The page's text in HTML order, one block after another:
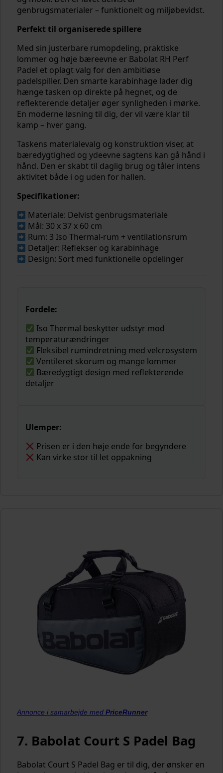
genbrugsmaterialer – funktionelt og miljøbevidst.
Perfekt til organiserede spillere
Med sin justerbare rumopdeling, praktiske
lommer og høje bæreevne er Babolat RH Perf
Padel et oplagt valg for den ambitiøse
padelspiller. Den smarte karabinhage lader dig
hænge tasken op direkte på hegnet, og de
reflekterende detaljer øger synligheden i mørke.
En moderne løsning til dig, der vil være klar til
kamp – hver gang.
Taskens materialevalg og konstruktion viser, at
bæredygtighed og ydeevne sagtens kan gå hånd i
hånd. Den er skabt til daglig brug og tåler intens
aktivitet både i og uden for hallen.
Specifikationer:
Materiale: Delvist genbrugsmateriale
Mål: 30 x 37 x 60 cm
Rum: 3 Iso Thermal-rum + ventilationsrum
Detaljer: Reflekser og karabinhage
Design: Sort med funktionelle opdelinger
Fordele:
Iso Thermal beskytter udstyr mod
temperaturændringer
Fleksibel rumindretning med velcrosystem
Ventileret skorum og mange lommer
Bæredygtigt design med reflekterende
detaljer
Ulemper:
Prisen er i den høje ende for begyndere
Kan virke stor til let oppakning
Annonce i samarbejde med PriceRunner
7. Babolat Court S Padel Bag
Babolat Court S Padel Bag er til dig, der ønsker en